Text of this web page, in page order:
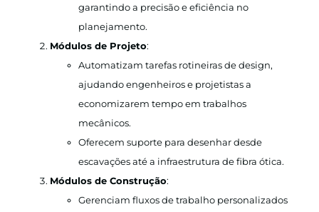
garantindo a precisão e eficiência no
planejamento.
Módulos de Projeto:
Automatizam tarefas rotineiras de design,
ajudando engenheiros e projetistas a
economizarem tempo em trabalhos
mecânicos.
Oferecem suporte para desenhar desde
escavações até a infraestrutura de fibra ótica.
Módulos de Construção:
Gerenciam fluxos de trabalho personalizados